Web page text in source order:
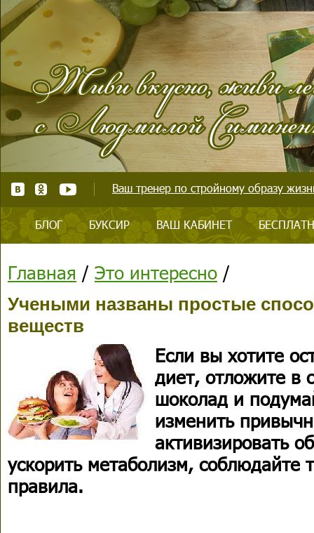
Ваш тренер по стройному образу
БЛОГ БУКСИР ВАШ КАБИНЕТ
Главная / Это интересно /
Учеными названы простые
веществ
Если вы хотите
диет, отложите в
шоколад и
изменить
активизировать
ускорить метаболизм, соблюдайте
правила.